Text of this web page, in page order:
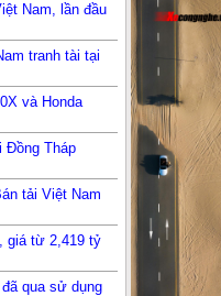
Nam, lần đầu
tranh tài tại
và Honda
Đồng Tháp
tải Việt Nam
giá từ 2,419 tỷ
qua sử dụng